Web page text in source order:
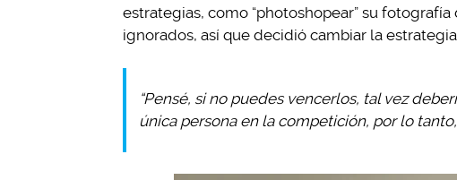
estrategias, como “photoshopear” su
ignorados, así que decidió cambiar la
“Pensé, si no puedes vencerlos, tal vez
única persona en la competición, por lo